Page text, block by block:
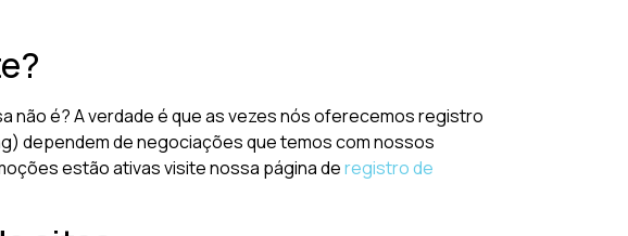
não é? A verdade é que as vezes nós oferecemos registro
dependem de negociações que temos com nossos
estão ativas visite nossa página deregistro de